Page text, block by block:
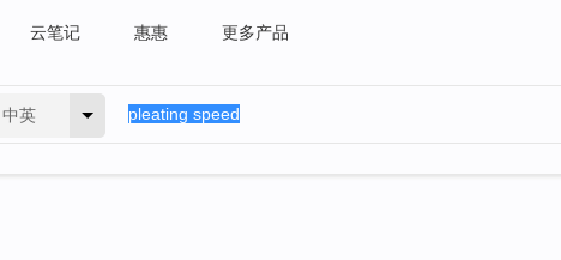
云笔记 惠惠 更多产品
中英